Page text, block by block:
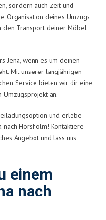
sondern auch Zeit und
Organisation deines Umzugs
den Transport deiner Möbel
Jena, wenn es um deinen
Mit unserer langjährigen
Service bieten wir dir eine
Umzugsprojekt an.
und erlebe
Horsholm! Kontaktiere
Angebot und lass uns
einem
nach